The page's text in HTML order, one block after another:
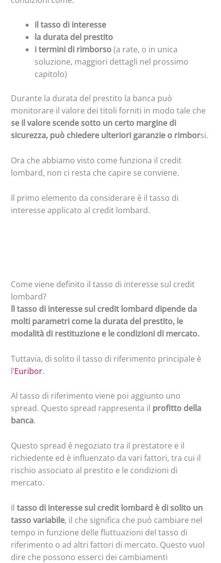
il tasso di interesse
la durata del prestito
i termini di rimborso(a rate, o in unica
soluzione, maggiori dettagli nel prossimo
capitolo)
Durante la durata del prestito la banca può
monitorare il valore dei titoli forniti in modo tale che
se il valore scende sotto un certo margine di
sicurezza, può chiedere ulteriori garanzie o rimborsi.
Ora che abbiamo visto come funziona il credit
lombard, non ci resta che capire se conviene.
Il primo elemento da considerare è il tasso di
interesse applicato al credit lombard.
Come viene definito il tasso di interesse sul credit
lombard?
ll tasso di interesse sul credit lombard dipende da
molti parametri come la durata del prestito, le
modalità di restituzione e le condizioni di mercato.
Tuttavia, di solito il tasso di riferimento principale è
l’Euribor.
Al tasso di riferimento viene poi aggiunto uno
spread. Questo spread rappresenta il profitto della
banca.
Questo spread è negoziato tra il prestatore e il
richiedente ed è influenzato da vari fattori, tra cui il
rischio associato al prestito e le condizioni di
mercato.
Iltasso di interesse sul credit lombard è di solito un
tasso variabile, il che significa che può cambiare nel
tempo in funzione delle fluttuazioni del tasso di
riferimento o ad altri fattori di mercato. Questo vuol
dire che possono esserci dei cambiamenti